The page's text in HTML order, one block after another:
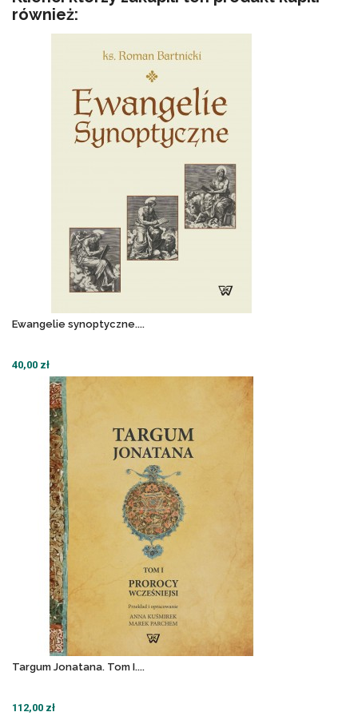
również:
Ewangelie synoptyczne....
40,00 zł
Targum Jonatana. Tom I....
112,00 zł